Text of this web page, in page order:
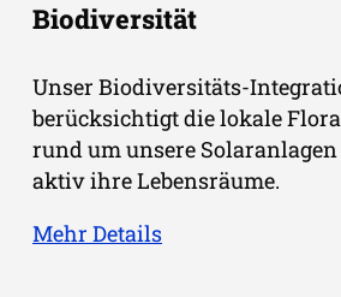
Biodiversität
Unser Biodiversitäts-
berücksichtigt die lokale
rund um unsere
aktiv ihre Lebensräume.
Mehr Details